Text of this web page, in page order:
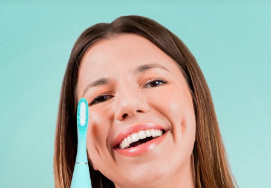
Perfil de usuario
Mis dispositivos
Mis pedidos
Mis direcciones
Mis suscripciones
FAQ™ Pure Beauty-Tech Elixir
BREAKING NEWS
issa™ Teeth Whitening Set
Deutsch
Español
Français
Italiano
Português
Svenska
Русский
简体中文 繁體中文